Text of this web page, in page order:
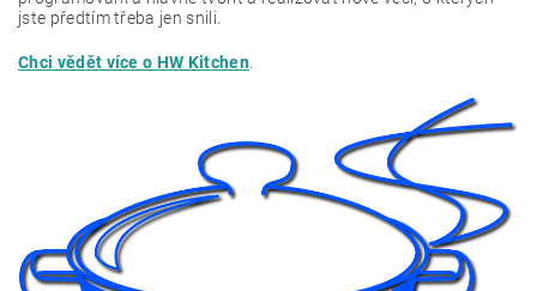
jste předtím třeba jen snili.
Chci vědět více o HW Kitchen.